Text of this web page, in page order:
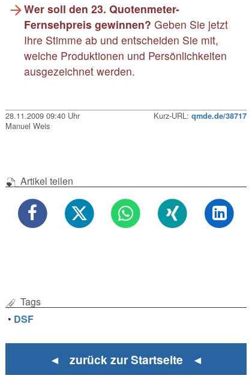
Wer soll den 23. Quotenmeter-
Fernsehpreis gewinnen? Geben Sie jetzt
Ihre Stimme ab und entscheiden Sie mit,
welche Produktionen und Persönlichkeiten
ausgezeichnet werden.
28.11.2009 09:40 Uhr Kurz-URL: qmde.de/38717
Manuel Weis
Artikel teilen
Tags
• DSF
◄ zurück zur Startseite ◄